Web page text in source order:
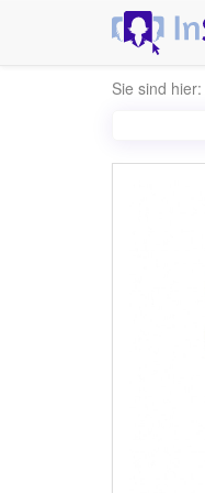
Sie sind hier: